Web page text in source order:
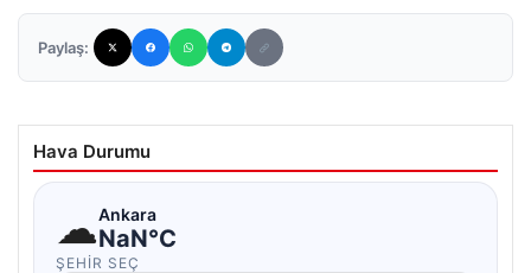
Paylaş:
Hava Durumu
☁Ankara
NaN°C
ŞEHIR SEÇ